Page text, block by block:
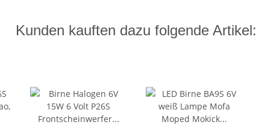
Kunden kauften dazu folgende Artikel: